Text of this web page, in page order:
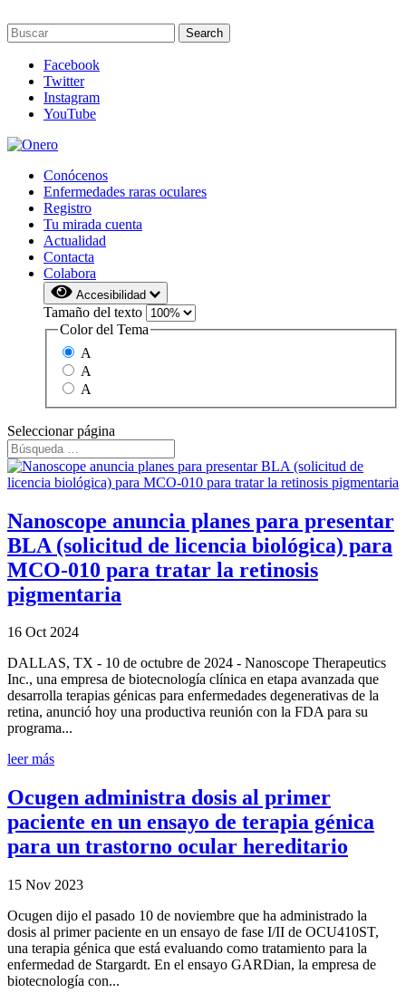
Facebook
Twitter
Instagram
YouTube
Conócenos
Enfermedades raras oculares
Registro
Tu mirada cuenta
Actualidad
Contacta
Colabora
Accesibilidad
Tamaño del texto
Color del Tema
A
A
A
Seleccionar página
Nanoscope anuncia planes para presentar
BLA (solicitud de licencia biológica) para
MCO-010 para tratar la retinosis
pigmentaria
16 Oct 2024
DALLAS, TX - 10 de octubre de 2024 - Nanoscope Therapeutics
Inc., una empresa de biotecnología clínica en etapa avanzada que
desarrolla terapias génicas para enfermedades degenerativas de la
retina, anunció hoy una productiva reunión con la FDA para su
programa...
leer más
Ocugen administra dosis al primer
paciente en un ensayo de terapia génica
para un trastorno ocular hereditario
15 Nov 2023
Ocugen dijo el pasado 10 de noviembre que ha administrado la
dosis al primer paciente en un ensayo de fase I/II de OCU410ST,
una terapia génica que está evaluando como tratamiento para la
enfermedad de Stargardt. En el ensayo GARDian, la empresa de
biotecnología con...